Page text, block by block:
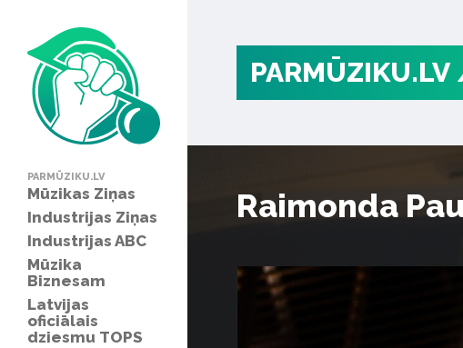
PARMŪZIKU.LV
Mūzikas Ziņas
Industrijas Ziņas
Industrijas ABC
Mūzika
Biznesam
Latvijas
oficiālais
dziesmu TOPS
PARMŪZIKU.LV
Raimonda